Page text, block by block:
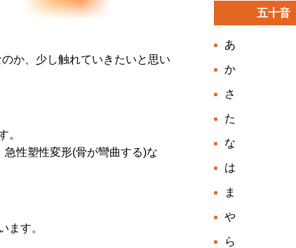
か、少し触れていきたいと思い
。
性塑性変形(骨が彎曲する)な
ます。
五十音
あ
か
さ
た
な
は
ま
や
ら